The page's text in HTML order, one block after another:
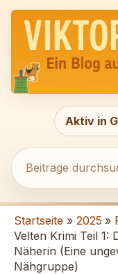
Zum
Inhalt
springen
Aktiv in
Beiträge
durchsuchen
Startseite 2025
Velten Krimi Teil 1:
Näherin (Eine
Nähgruppe)